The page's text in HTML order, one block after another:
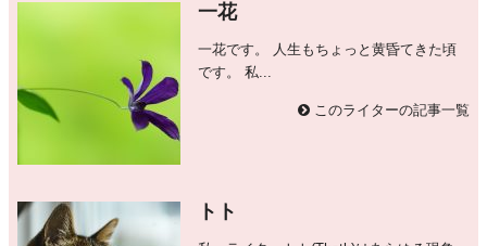
一花
一花です。 人生もちょっと黄昏てきた頃
です。 私...
このライターの記事一覧
トト